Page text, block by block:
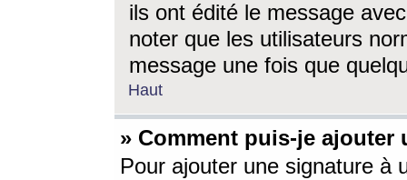
ils ont édité le message
noter que les utilisateurs
message une fois que
Haut
» Comment puis-je ajouter
Pour ajouter une signature à